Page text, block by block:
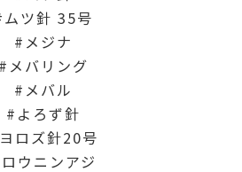
ムツ針 35号
メジナ
メバリング
メバル
よろず針
ヨロズ針20号
ロウニンアジ